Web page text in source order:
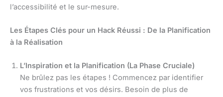
l’accessibilité et le sur-mesure.
Les Étapes Clés pour un Hack Réussi : De la Planification
à la Réalisation
L’Inspiration et la Planification (La Phase Cruciale)
Ne brûlez pas les étapes ! Commencez par identifier
vos frustrations et vos désirs. Besoin de plus de